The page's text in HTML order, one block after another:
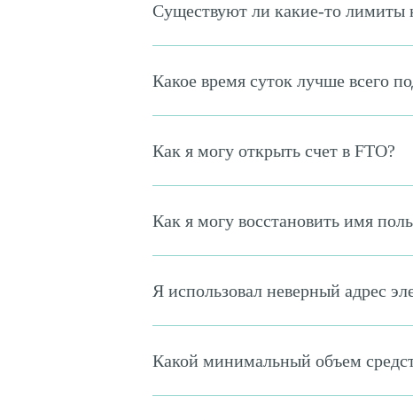
Существуют ли какие-то лимиты
Какое время суток лучше всего
Как я могу открыть счет в FTO?
Как я могу восстановить имя
Я использовал неверный адрес
Какой минимальный объем